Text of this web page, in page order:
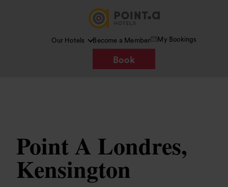
Our Hotels Become a Member My Bookings
Book
Point A Londres,
Kensington